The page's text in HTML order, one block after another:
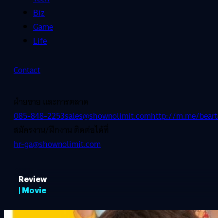
Biz
Game
Life
Contact
ฝ่ายขาย และการตลาด
085-848-2253sales@shownolimit.comhttp://m.me/
สมัครงาน/ฝึกงาน ติดต่อได้ที่
hr-ga@shownolimit.com
Review
| Movie